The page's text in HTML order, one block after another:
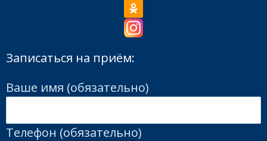
Записаться на приём:
Ваше имя (обязательно)
Телефон (обязательно)